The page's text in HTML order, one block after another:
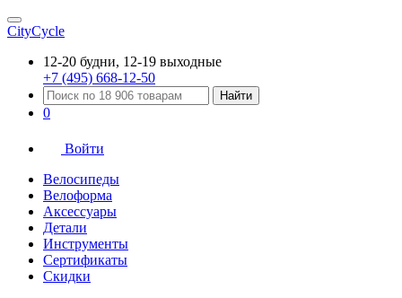
CityCycle
12-20 будни, 12-19 выходные
+7 (495) 668-12-50
Найти
0
Войти
Велосипеды
Велоформа
Аксессуары
Детали
Инструменты
Сертификаты
Скидки